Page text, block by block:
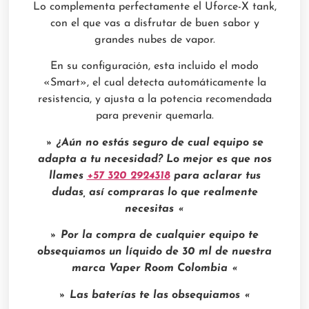
Lo complementa perfectamente el Uforce-X tank,
con el que vas a disfrutar de buen sabor y
grandes nubes de vapor.
En su configuración, esta incluido el modo
«Smart», el cual detecta automáticamente la
resistencia, y ajusta a la potencia recomendada
para prevenir quemarla.
» ¿Aún no estás seguro de cual equipo se
adapta a tu necesidad? Lo mejor es que nos
llames +57 320 2924318para aclarar tus
dudas, así compraras lo que realmente
necesitas «
» Por la compra de cualquier equipo te
obsequiamos un líquido de 30 ml de nuestra
marca Vaper Room Colombia «
» Las baterías te las obsequiamos «